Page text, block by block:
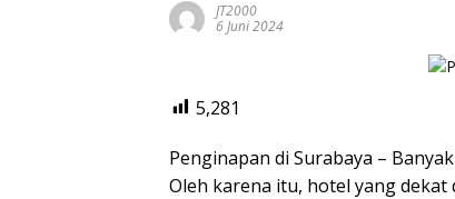
JT2000
6 Juni 2024
5,281
Penginapan di Surabaya –
Oleh karena itu, hotel yang